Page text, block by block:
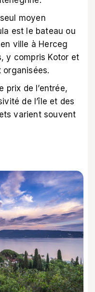
moyen
est le bateau ou
ville à Herceg
y compris Kotor et
prix de l’entrée,
de l’île et des
varient souvent